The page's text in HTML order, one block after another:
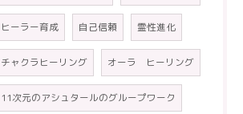
ヒーラー育成 自己信頼 霊性進化
チャクラヒーリング オーラ ヒーリング
11次元のアシュタールのグループワーク